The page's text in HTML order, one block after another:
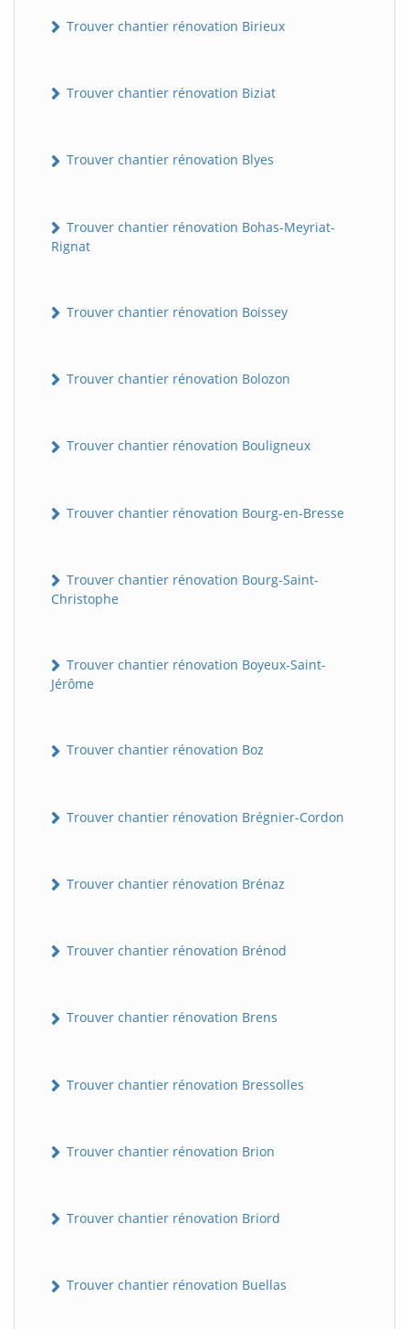
Trouver chantier rénovation Birieux
Trouver chantier rénovation Biziat
Trouver chantier rénovation Blyes
Trouver chantier rénovation Bohas-Meyriat-
Rignat
Trouver chantier rénovation Boissey
Trouver chantier rénovation Bolozon
Trouver chantier rénovation Bouligneux
Trouver chantier rénovation Bourg-en-Bresse
Trouver chantier rénovation Bourg-Saint-
Christophe
Trouver chantier rénovation Boyeux-Saint-
Jérôme
Trouver chantier rénovation Boz
Trouver chantier rénovation Brégnier-Cordon
Trouver chantier rénovation Brénaz
Trouver chantier rénovation Brénod
Trouver chantier rénovation Brens
Trouver chantier rénovation Bressolles
Trouver chantier rénovation Brion
Trouver chantier rénovation Briord
Trouver chantier rénovation Buellas